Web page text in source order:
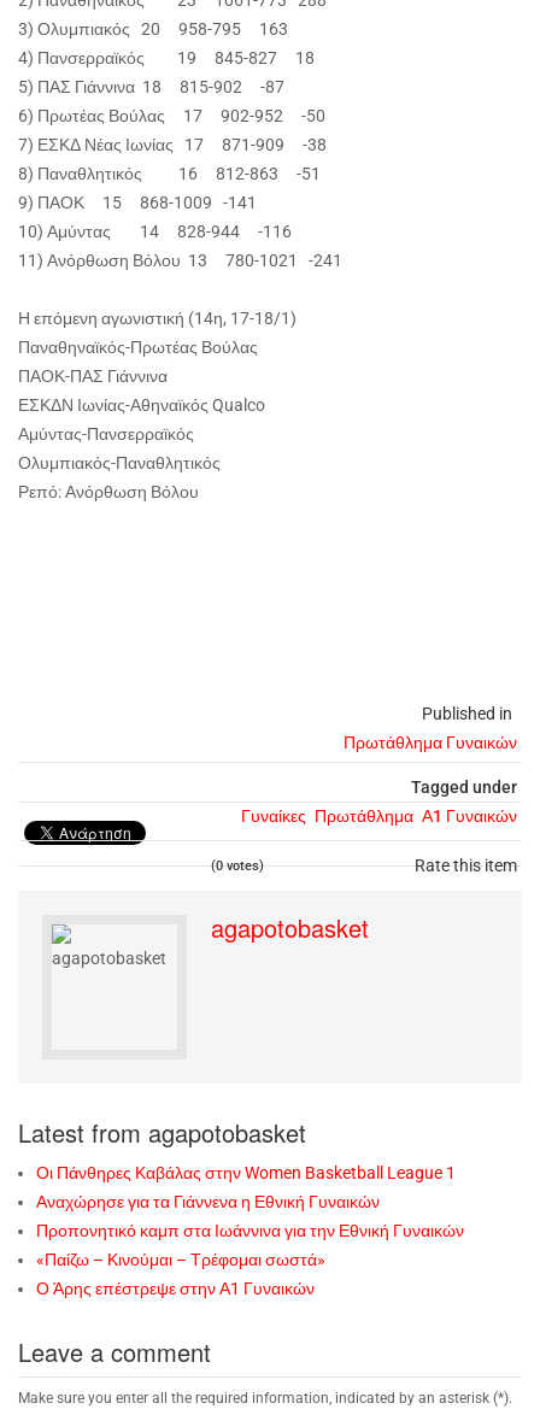
Published in
Πρωτάθλημα Γυναικών
Tagged under
Γυναίκες Πρωτάθλημα Α1 Γυναικών
Rate this item
(0 votes)
3) Ολυμπιακός 20 958-795 163
4) Πανσερραϊκός 19 845-827 18
5) ΠΑΣ Γιάννινα 18 815-902 -87
6) Πρωτέας Βούλας 17 902-952 -50
7) ΕΣΚΔ Νέας Ιωνίας 17 871-909 -38
8) Παναθλητικός 16 812-863 -51
9) ΠΑΟΚ 15 868-1009 -141
10) Αμύντας 14 828-944 -116
11) Ανόρθωση Βόλου 13 780-1021 -241
Η επόμενη αγωνιστική (14η, 17-18/1)
Παναθηναϊκός-Πρωτέας Βούλας
ΠΑΟΚ-ΠΑΣ Γιάννινα
ΕΣΚΔΝ Ιωνίας-Αθηναϊκός Qualco
Αμύντας-Πανσερραϊκός
Ολυμπιακός-Παναθλητικός
Ρεπό: Ανόρθωση Βόλου
agapotobasket
Latest from agapotobasket
Οι Πάνθηρες Καβάλας στην Women Basketball League 1
Αναχώρησε για τα Γιάννενα η Εθνική Γυναικών
Προπονητικό καμπ στα Ιωάννινα για την Εθνική Γυναικών
«Παίζω – Κινούμαι – Τρέφομαι σωστά»
Ο Άρης επέστρεψε στην Α1 Γυναικών
Leave a comment
Make sure you enter all the required information, indicated by an asterisk (*).